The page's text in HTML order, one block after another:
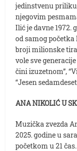
jedinstvenu
njegovim
Ilić je davne 1972.
od samog
broji milionske
vole sve
čini izuzetnom”,
“Jesen
ANA NIKOLIĆ U
Muzička zvezda
2025. godine u
početkom u 21 čas.